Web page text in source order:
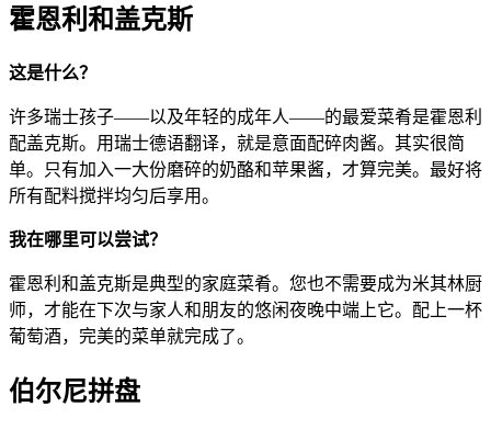
霍恩利和盖克斯
这是什么？
许多瑞士孩子——以及年轻的成年人——的最爱菜肴是霍恩利
配盖克斯。用瑞士德语翻译，就是意面配碎肉酱。其实很简
单。只有加入一大份磨碎的奶酪和苹果酱，才算完美。最好将
所有配料搅拌均匀后享用。
我在哪里可以尝试？
霍恩利和盖克斯是典型的家庭菜肴。您也不需要成为米其林厨
师，才能在下次与家人和朋友的悠闲夜晚中端上它。配上一杯
葡萄酒，完美的菜单就完成了。
伯尔尼拼盘